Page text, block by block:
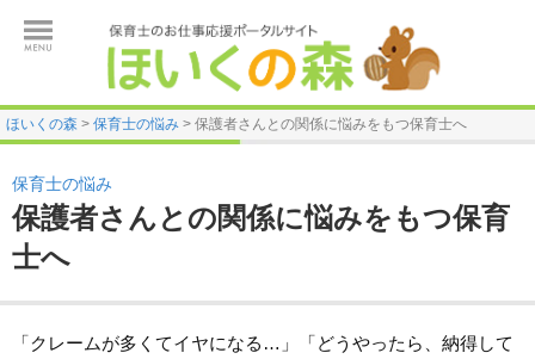
ほいくの森 > 保育士の悩み > 保護者さんとの関係に悩みをもつ保育士へ
保育士の悩み
保護者さんとの関係に悩みをもつ保育
士へ
「クレームが多くてイヤになる…」「どうやったら、納得して